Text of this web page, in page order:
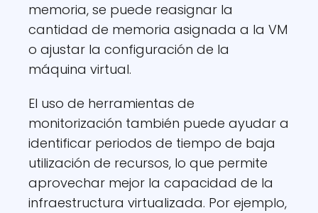
memoria, se puede reasignar la
cantidad de memoria asignada a la VM
o ajustar la configuración de la
máquina virtual.
El uso de herramientas de
monitorización también puede ayudar a
identificar periodos de tiempo de baja
utilización de recursos, lo que permite
aprovechar mejor la capacidad de la
infraestructura virtualizada. Por ejemplo,